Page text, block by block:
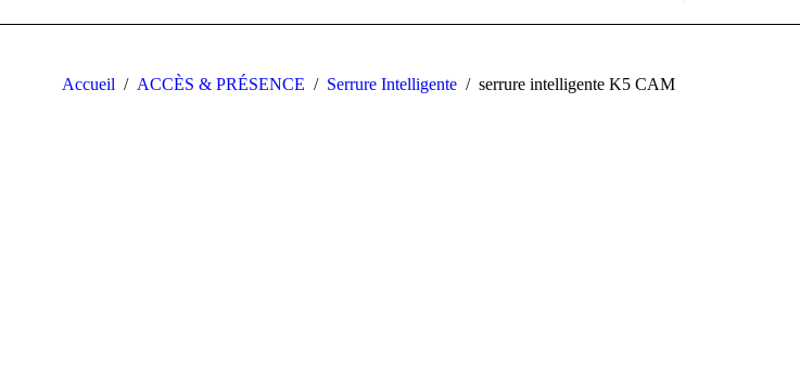
Accueil / ACCÈS & PRÉSENCE / Serrure Intelligente / serrure intelligente K5 CAM